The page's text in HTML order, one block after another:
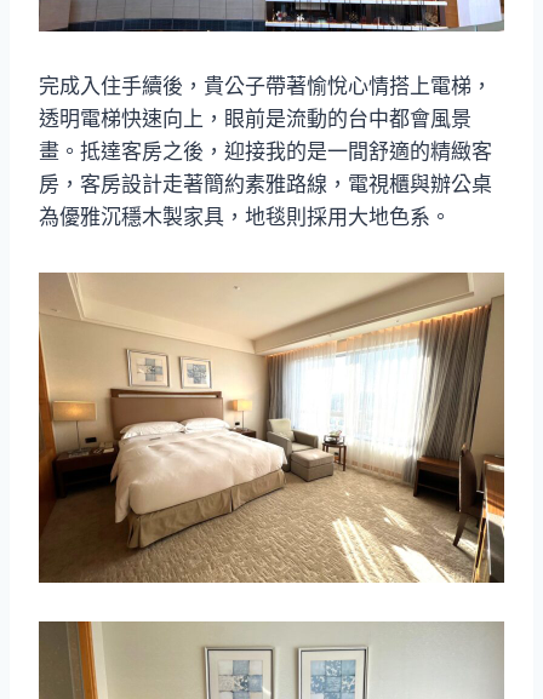
完成入住手續後，貴公子帶著愉悅心情搭上電梯，
透明電梯快速向上，眼前是流動的台中都會風景
畫。抵達客房之後，迎接我的是一間舒適的精緻客
房，客房設計走著簡約素雅路線，電視櫃與辦公桌
為優雅沉穩木製家具，地毯則採用大地色系。